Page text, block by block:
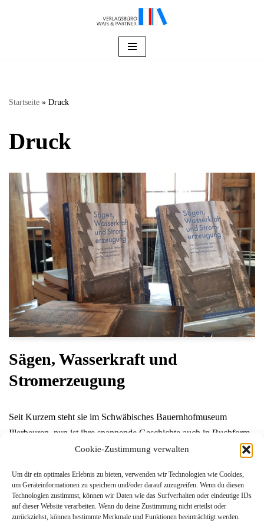
Cookie-Zustimmung verwalten
Um dir ein optimales Erlebnis zu bieten, verwenden wir Technologien wie Cookies,
um Geräteinformationen zu speichern und/oder darauf zuzugreifen. Wenn du diesen
Technologien zustimmst, können wir Daten wie das Surfverhalten oder eindeutige IDs
auf dieser Website verarbeiten. Wenn du deine Zustimmung nicht erteilst oder
zurückziehst, können bestimmte Merkmale und Funktionen beeinträchtigt werden.
Startseite » Druck
Druck
Sägen, Wasserkraft und
Stromerzeugung
Seit Kurzem steht sie im Schwäbisches Bauernhofmuseum
Illerbeuren, nun ist ihre spannende Geschichte auch in Buchform
erhältlich: Die Sägemühle Hettisried Zum Verkaufsstart von
Hattisried – ein Familienbetrieb mit Technikgeschichte gab es am
gestrigen Sonntag…Weiterlesen »